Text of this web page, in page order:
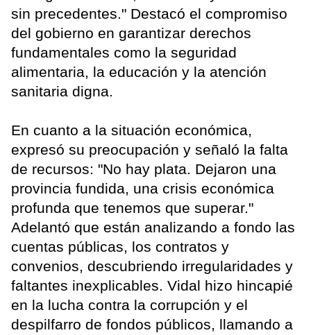
sin precedentes." Destacó el compromiso
del gobierno en garantizar derechos
fundamentales como la seguridad
alimentaria, la educación y la atención
sanitaria digna.
En cuanto a la situación económica,
expresó su preocupación y señaló la falta
de recursos: "No hay plata. Dejaron una
provincia fundida, una crisis económica
profunda que tenemos que superar."
Adelantó que están analizando a fondo las
cuentas públicas, los contratos y
convenios, descubriendo irregularidades y
faltantes inexplicables. Vidal hizo hincapié
en la lucha contra la corrupción y el
despilfarro de fondos públicos, llamando a